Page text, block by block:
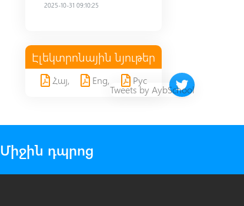
2025-10-31 09:10:25
Էլեկտրոնային նյութեր
Հայ, Eng, Рус Twitter timeline
Tweets by AybSchool
Միջին դպրոց